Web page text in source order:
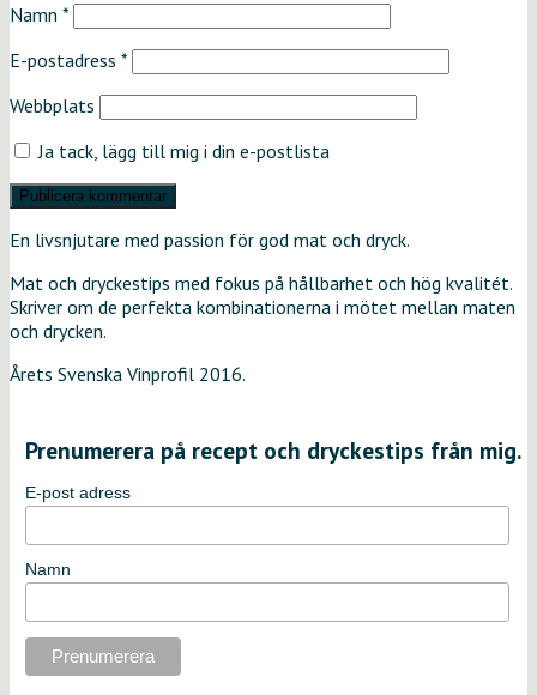
Namn *
E-postadress *
Webbplats
Ja tack, lägg till mig i din e-postlista
En livsnjutare med passion för god mat och dryck.
Mat och dryckestips med fokus på hållbarhet och hög kvalitét.
Skriver om de perfekta kombinationerna i mötet mellan maten
och drycken.
Årets Svenska Vinprofil 2016.
Prenumerera på recept och dryckestips från mig.
E-post adress
Namn